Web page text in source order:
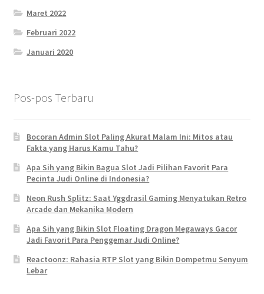
Maret 2022
Februari 2022
Januari 2020
Pos-pos Terbaru
Bocoran Admin Slot Paling Akurat Malam Ini: Mitos atau
Fakta yang Harus Kamu Tahu?
Apa Sih yang Bikin Bagua Slot Jadi Pilihan Favorit Para
Pecinta Judi Online di Indonesia?
Neon Rush Splitz: Saat Yggdrasil Gaming Menyatukan Retro
Arcade dan Mekanika Modern
Apa Sih yang Bikin Slot Floating Dragon Megaways Gacor
Jadi Favorit Para Penggemar Judi Online?
Reactoonz: Rahasia RTP Slot yang Bikin Dompetmu Senyum
Lebar